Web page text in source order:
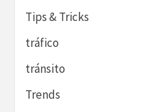
Tips & Tricks
tráfico
tránsito
Trends